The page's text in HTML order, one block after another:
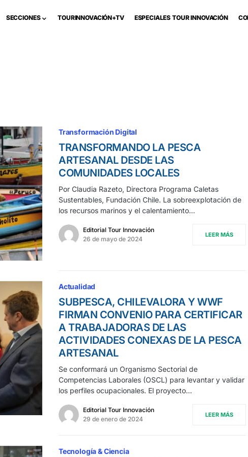
SECCIONES TOURINNOVACIÓN+TV ESPECIALES TOUR INNOVACIÓN
Transformación Digital
TRANSFORMANDO LA PESCA
ARTESANAL DESDE LAS
COMUNIDADES LOCALES
Por Claudia Razeto, Directora Programa Caletas
Sustentables, Fundación Chile. La sobreexplotación de
los recursos marinos y el calentamiento…
Editorial Tour Innovación
26 de mayo de 2024
LEER MÁS
Actualidad
SUBPESCA, CHILEVALORA Y WWF
FIRMAN CONVENIO PARA CERTIFICAR
A TRABAJADORAS DE LAS
ACTIVIDADES CONEXAS DE LA PESCA
ARTESANAL
Se conformará un Organismo Sectorial de
Competencias Laborales (OSCL) para levantar y validar
los perfiles ocupacionales. El proyecto…
Editorial Tour Innovación
29 de enero de 2024
LEER MÁS
Tecnología & Ciencia